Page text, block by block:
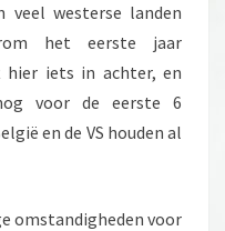
veel westerse landen
het eerste jaar
hier iets in achter, en
voor de eerste 6
en de VS houden al
omstandigheden voor